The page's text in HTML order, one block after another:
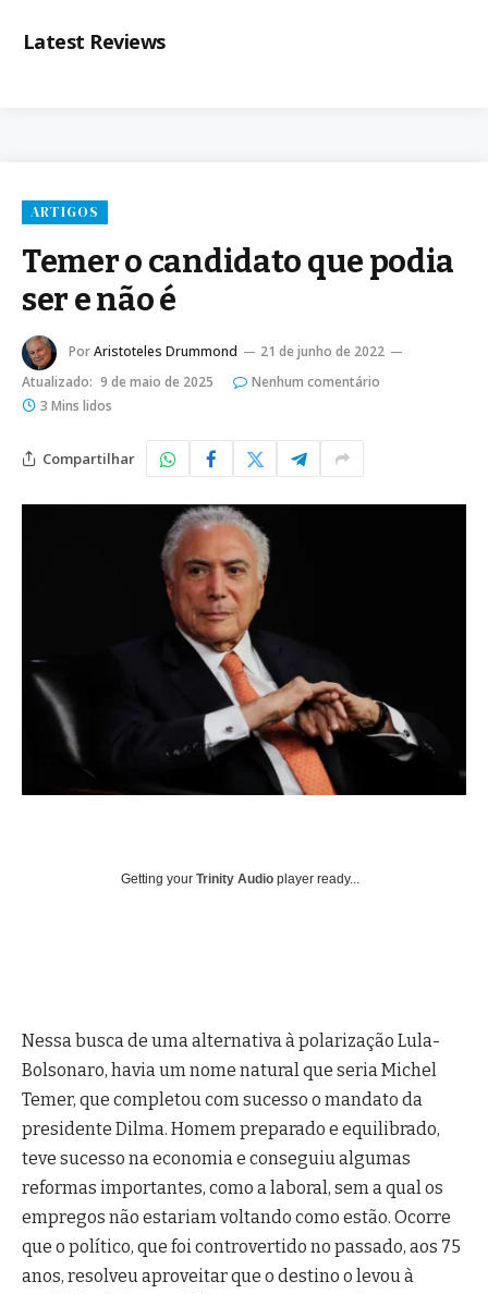
Latest Reviews
ARTIGOS
Temer o candidato que podia
ser e não é
PorAristoteles Drummond
21 de junho de 2022
Atualizado: 9 de maio de 2025
Nenhum comentário
3 Mins lidos
Compartilhar
Getting your Trinity Audio player ready...
Nessa busca de uma alternativa à polarização Lula-
Bolsonaro, havia um nome natural que seria Michel
Temer, que completou com sucesso o mandato da
presidente Dilma. Homem preparado e equilibrado,
teve sucesso na economia e conseguiu algumas
reformas importantes, como a laboral, sem a qual os
empregos não estariam voltando como estão. Ocorre
que o político, que foi controvertido no passado, aos 75
anos, resolveu aproveitar que o destino o levou à